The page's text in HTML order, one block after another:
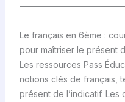
Le français en 6ème :
pour maîtriser le présent
Les ressources Pass
notions clés de français,
présent de l’indicatif.